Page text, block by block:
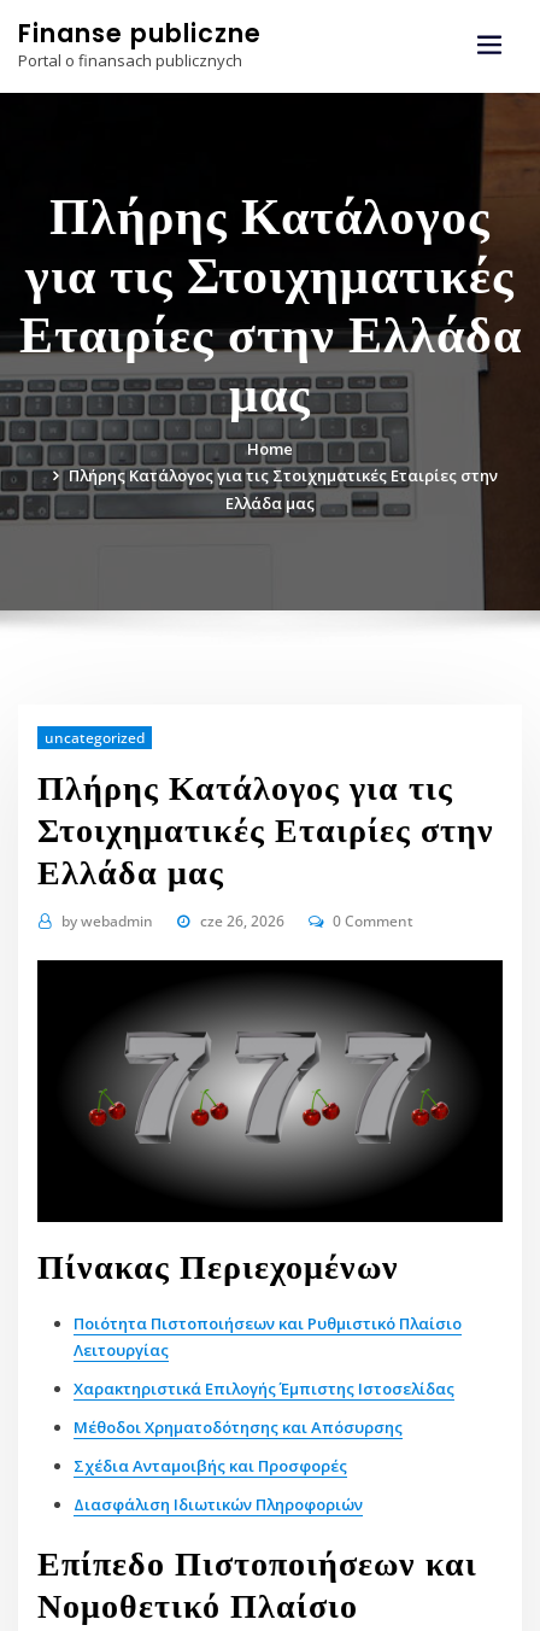
content
Finanse publiczne
Portal o finansach publicznych
Πλήρης Κατάλογος
για τις Στοιχηματικές
Εταιρίες στην Ελλάδα
μας
Home
Πλήρης Κατάλογος για τις Στοιχηματικές Εταιρίες στην
Ελλάδα μας
uncategorized
Πλήρης Κατάλογος για τις
Στοιχηματικές Εταιρίες στην
Ελλάδα μας
bywebadmin cze 26, 2026 0 Comment
Πίνακας Περιεχομένων
Ποιότητα Πιστοποιήσεων και Ρυθμιστικό Πλαίσιο
Λειτουργίας
Χαρακτηριστικά Επιλογής Έμπιστης Ιστοσελίδας
Μέθοδοι Χρηματοδότησης και Απόσυρσης
Σχέδια Ανταμοιβής και Προσφορές
Διασφάλιση Ιδιωτικών Πληροφοριών
Επίπεδο Πιστοποιήσεων και
Νομοθετικό Πλαίσιο